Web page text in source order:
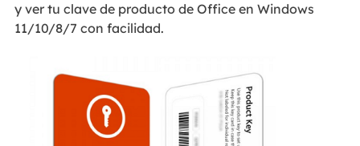
y ver tu clave de producto de Office en Windows
11/10/8/7 con facilidad.